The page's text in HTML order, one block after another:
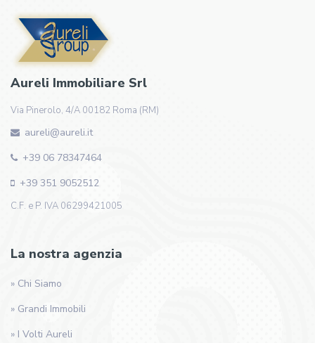
Aureli Immobiliare Srl
Via Pinerolo, 4/A 00182 Roma (RM)
aureli@aureli.it
+39 06 78347464
+39 351 9052512
C.F. e P. IVA 06299421005
La nostra agenzia
» Chi Siamo
» Grandi Immobili
» I Volti Aureli